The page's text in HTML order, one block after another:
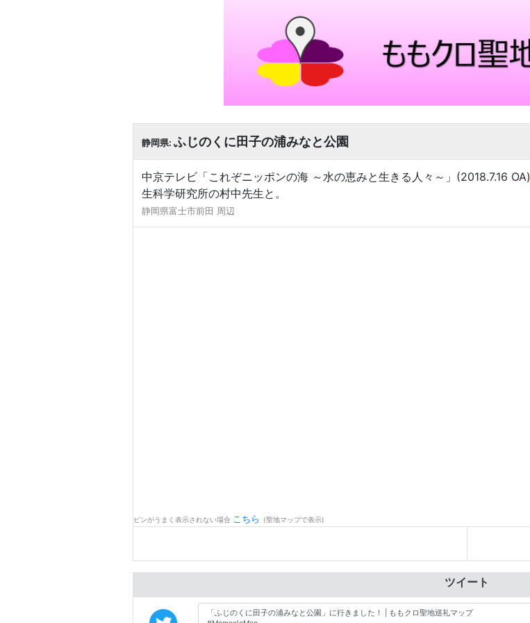
静岡県: ふじのくに田子の浦みなと公園
中京テレビ「これぞニッポンの海 ～水の恵みと生きる人々～」(2018.7.16 OA)
生科学研究所の村中先生と。
静岡県富士市前田 周辺
ピンがうまく表示されない場合 こちら (聖地マップで表示)
ツイート